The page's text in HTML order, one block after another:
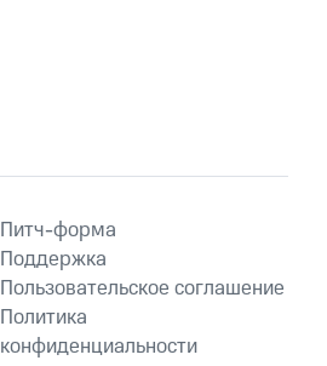
Питч-форма
Поддержка
Пользовательское соглашение
Политика
конфиденциальности